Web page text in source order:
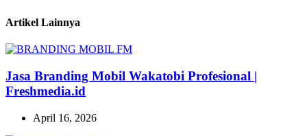
Artikel Lainnya
Jasa Branding Mobil Wakatobi Profesional |
Freshmedia.id
April 16, 2026